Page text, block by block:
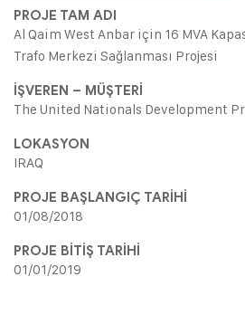
PROJE TAM ADI
Al Qaim West Anbar için 16 MVA
Trafo Merkezi Sağlanması Projesi
İŞVEREN – MÜŞTERİ
The United Nationals Development
LOKASYON
IRAQ
PROJE BAŞLANGIÇ TARİHİ
01/08/2018
PROJE BİTİŞ TARİHİ
01/01/2019